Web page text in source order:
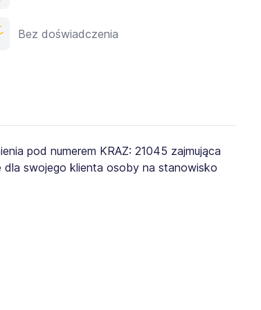
Bez doświadczenia
pod numerem KRAZ: 21045 zajmująca
dla swojego klienta osoby na stanowisko